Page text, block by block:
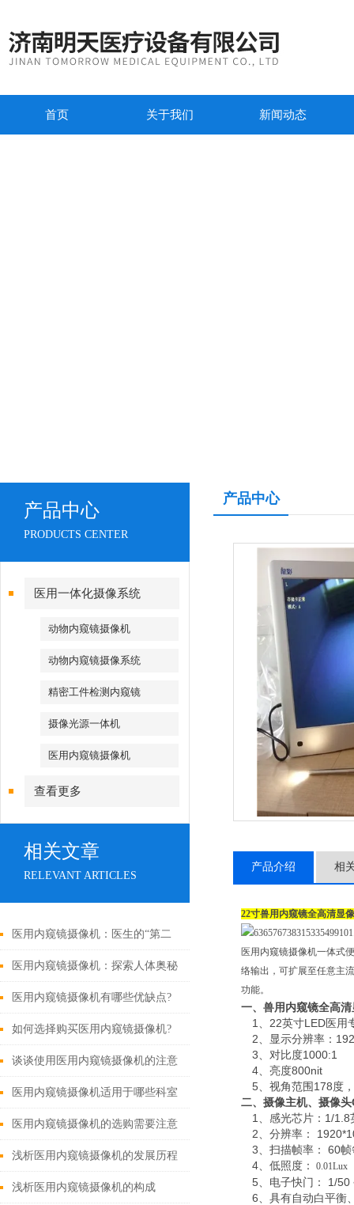
首页 关于我们 新闻动态
产品中心
PRODUCTS CENTER
医用一体化摄像系统
动物内窥镜摄像机
动物内窥镜摄像系统
精密工件检测内窥镜
摄像光源一体机
医用内窥镜摄像机
查看更多
相关文章
RELEVANT ARTICLES
医用内窥镜摄像机：医生的“第二
双眼睛”
医用内窥镜摄像机：探索人体奥秘
的神奇之眼
医用内窥镜摄像机有哪些优缺点?
如何选择购买医用内窥镜摄像机?
谈谈使用医用内窥镜摄像机的注意
事项
医用内窥镜摄像机适用于哪些科室
范围？
医用内窥镜摄像机的选购需要注意
什么？
浅析医用内窥镜摄像机的发展历程
浅析医用内窥镜摄像机的构成
产品中心
产品介绍 相
22寸兽用内窥镜全高清显
医用内窥镜摄像机一体式
络输出，可扩展至任意主
功能。
一、兽用内窥镜全高
1、22英寸LED医用
2、显示分辨率：
3、对比度1000:1
4、亮度800nit
5、视角范围178度
二、摄像主机、摄像头
1、感光芯片：1/
2、分辨率：
3 、扫描帧率： 60帧
4 、低照度： 0.01Lux
5 、电子快门： 1/50
6 、具有自动白平